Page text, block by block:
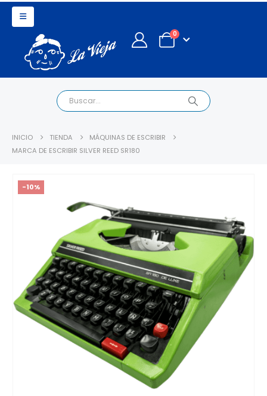
0
INICIO TIENDA
MÁQUINAS DE ESCRIBIR
MARCA DE ESCRIBIR SILVER REED SR180
-10%